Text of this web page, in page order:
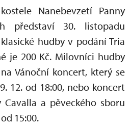
Nanebevzetí Panny
představí 30. listopadu
hudby v podání Tria
je 200 Kč. Milovníci hudby
Vánoční koncert, který se
12. od 18:00, nebo koncert
a pěveckého sboru
15:00.